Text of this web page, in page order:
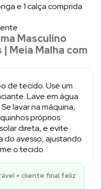
e 1 calça comprida
Masculino
Meia Malha com
de tecido. Use um
Lave em água
lavar na máquina,
próprios.
direta, e evite
do avesso, ajustando
o tecido.
= cliente final feliz